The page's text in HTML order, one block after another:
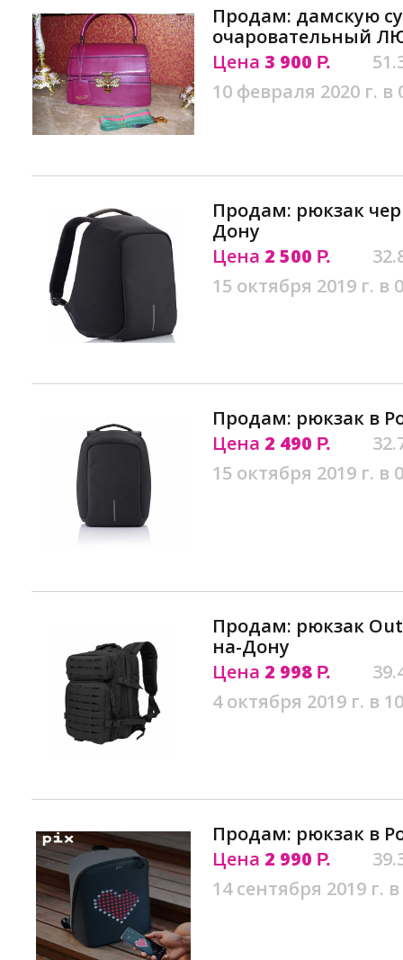
Продам: дамскую
очаровательный
Цена 3 900 Р.
10 февраля 2020 г. в
Продам: рюкзак
Дону
Цена 2 500 Р.
15 октября 2019 г. в
Продам: рюкзак в
Цена 2 490 Р.
15 октября 2019 г. в
Продам: рюкзак
на-Дону
Цена 2 998 Р.
4 октября 2019 г. в
Продам: рюкзак в
Цена 2 990 Р.
14 сентября 2019 г.